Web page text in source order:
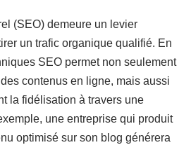
(SEO) demeure un levier
un trafic organique qualifié. En
SEO permet non seulement
contenus en ligne, mais aussi
la fidélisation à travers une
une entreprise qui produit
optimisé sur son blog générera